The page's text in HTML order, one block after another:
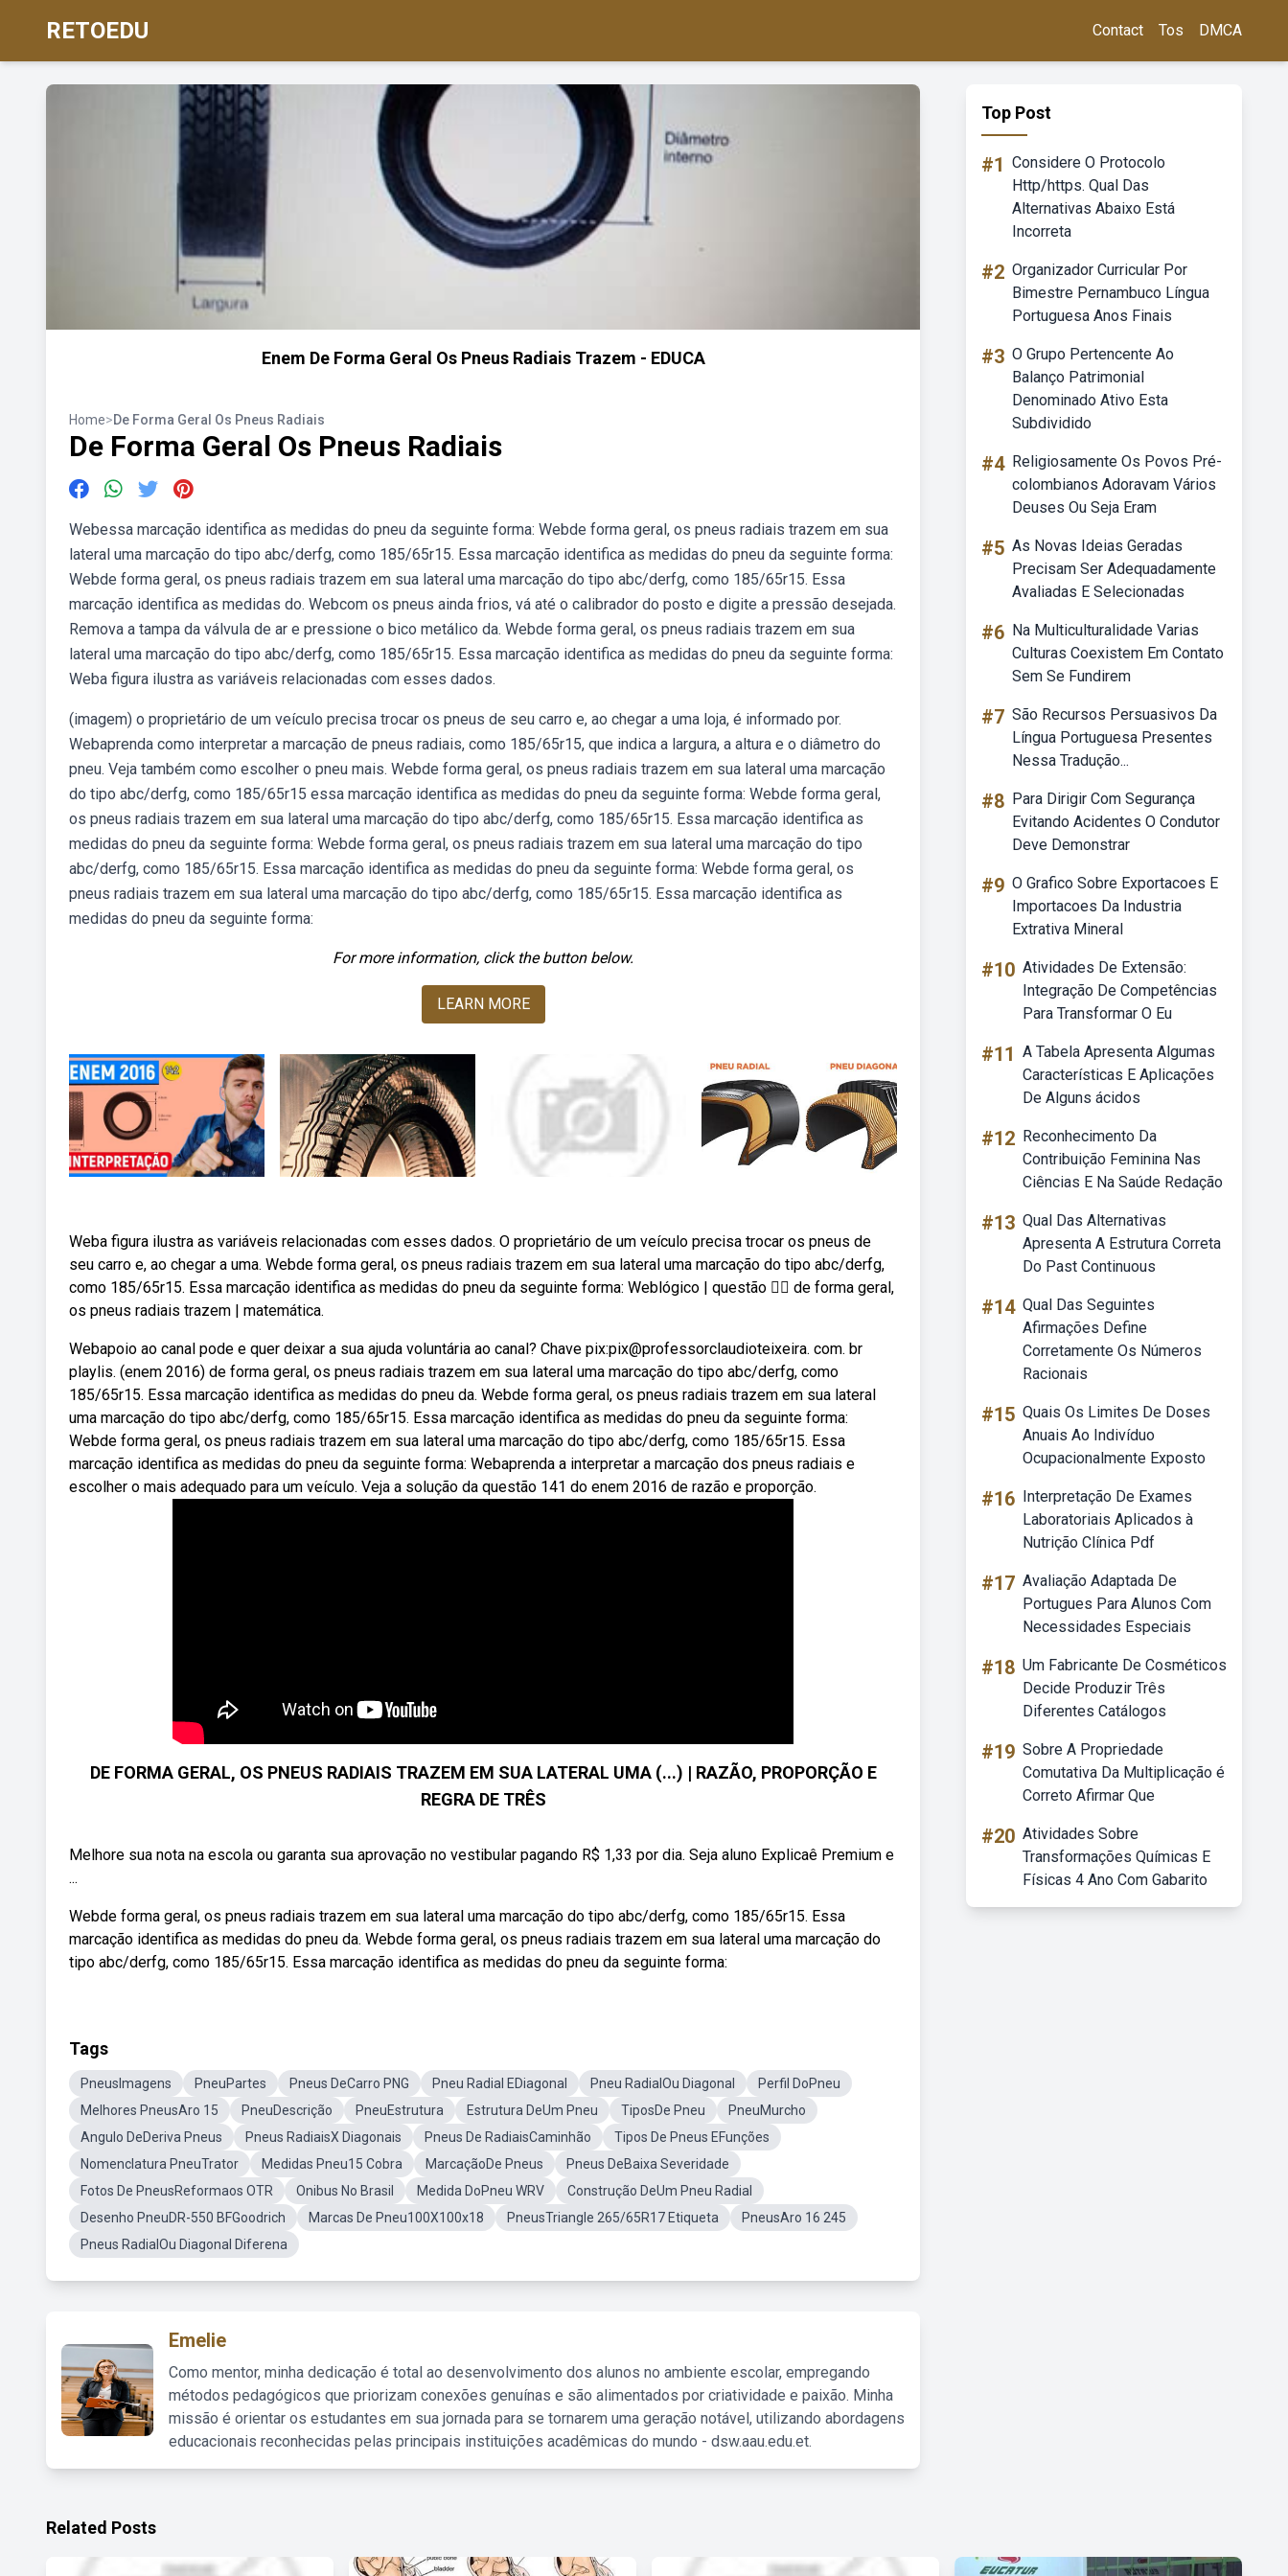
RETOEDU Contact Tos DMCA
Enem De Forma Geral Os Pneus Radiais Trazem - EDUCA
Home>De Forma Geral Os Pneus Radiais
De Forma Geral Os Pneus Radiais
Webessa marcação identifica as medidas do pneu da seguinte forma: Webde forma geral, os pneus radiais trazem em sua
lateral uma marcação do tipo abc/derfg, como 185/65r15. Essa marcação identifica as medidas do pneu da seguinte forma:
Webde forma geral, os pneus radiais trazem em sua lateral uma marcação do tipo abc/derfg, como 185/65r15. Essa
marcação identifica as medidas do. Webcom os pneus ainda frios, vá até o calibrador do posto e digite a pressão desejada.
Remova a tampa da válvula de ar e pressione o bico metálico da. Webde forma geral, os pneus radiais trazem em sua
lateral uma marcação do tipo abc/derfg, como 185/65r15. Essa marcação identifica as medidas do pneu da seguinte forma:
Weba figura ilustra as variáveis relacionadas com esses dados.
(imagem) o proprietário de um veículo precisa trocar os pneus de seu carro e, ao chegar a uma loja, é informado por.
Webaprenda como interpretar a marcação de pneus radiais, como 185/65r15, que indica a largura, a altura e o diâmetro do
pneu. Veja também como escolher o pneu mais. Webde forma geral, os pneus radiais trazem em sua lateral uma marcação
do tipo abc/derfg, como 185/65r15 essa marcação identifica as medidas do pneu da seguinte forma: Webde forma geral,
os pneus radiais trazem em sua lateral uma marcação do tipo abc/derfg, como 185/65r15. Essa marcação identifica as
medidas do pneu da seguinte forma: Webde forma geral, os pneus radiais trazem em sua lateral uma marcação do tipo
abc/derfg, como 185/65r15. Essa marcação identifica as medidas do pneu da seguinte forma: Webde forma geral, os
pneus radiais trazem em sua lateral uma marcação do tipo abc/derfg, como 185/65r15. Essa marcação identifica as
medidas do pneu da seguinte forma:
For more information, click the button below.
LEARN MORE
Weba figura ilustra as variáveis relacionadas com esses dados. O proprietário de um veículo precisa trocar os pneus de
seu carro e, ao chegar a uma. Webde forma geral, os pneus radiais trazem em sua lateral uma marcação do tipo abc/derfg,
como 185/65r15. Essa marcação identifica as medidas do pneu da seguinte forma: Weblógico | questão 👉🏻 de forma geral,
os pneus radiais trazem | matemática.
Webapoio ao canal pode e quer deixar a sua ajuda voluntária ao canal? Chave pix:pix@professorclaudioteixeira. com. br
playlis. (enem 2016) de forma geral, os pneus radiais trazem em sua lateral uma marcação do tipo abc/derfg, como
185/65r15. Essa marcação identifica as medidas do pneu da. Webde forma geral, os pneus radiais trazem em sua lateral
uma marcação do tipo abc/derfg, como 185/65r15. Essa marcação identifica as medidas do pneu da seguinte forma:
Webde forma geral, os pneus radiais trazem em sua lateral uma marcação do tipo abc/derfg, como 185/65r15. Essa
marcação identifica as medidas do pneu da seguinte forma: Webaprenda a interpretar a marcação dos pneus radiais e
escolher o mais adequado para um veículo. Veja a solução da questão 141 do enem 2016 de razão e proporção.
DE FORMA GERAL, OS PNEUS RADIAIS TRAZEM EM SUA LATERAL UMA (...) | RAZÃO, PROPORÇÃO E
REGRA DE TRÊS
Melhore sua nota na escola ou garanta sua aprovação no vestibular pagando R$ 1,33 por dia. Seja aluno Explicaê Premium e
...
Webde forma geral, os pneus radiais trazem em sua lateral uma marcação do tipo abc/derfg, como 185/65r15. Essa
marcação identifica as medidas do pneu da. Webde forma geral, os pneus radiais trazem em sua lateral uma marcação do
tipo abc/derfg, como 185/65r15. Essa marcação identifica as medidas do pneu da seguinte forma:
Tags
PneusImagens PneuPartes Pneus DeCarro PNG Pneu Radial EDiagonal Pneu RadialOu Diagonal
Perfil DoPneu
Melhores PneusAro 15
PneuDescrição PneuEstrutura Estrutura DeUm Pneu TiposDe Pneu
PneuMurcho
Angulo DeDeriva Pneus
Pneus RadiaisX Diagonais Pneus De RadiaisCaminhão
Tipos De Pneus EFunções
Nomenclatura PneuTrator
Medidas Pneu15 Cobra MarcaçãoDe Pneus
Pneus DeBaixa Severidade
Fotos De PneusReformaos OTR
Onibus No Brasil Medida DoPneu WRV
Construção DeUm Pneu Radial
Desenho PneuDR-550 BFGoodrich
Marcas De Pneu100X100x18 PneusTriangle 265/65R17 Etiqueta
PneusAro 16 245
Pneus RadialOu Diagonal Diferena
Emelie
Como mentor, minha dedicação é total ao desenvolvimento dos alunos no ambiente escolar, empregando
métodos pedagógicos que priorizam conexões genuínas e são alimentados por criatividade e paixão. Minha
missão é orientar os estudantes em sua jornada para se tornarem uma geração notável, utilizando abordagens
educacionais reconhecidas pelas principais instituições acadêmicas do mundo - dsw.aau.edu.et.
Top Post
#1 Considere O Protocolo
Http/https. Qual Das
Alternativas Abaixo Está
Incorreta
#2 Organizador Curricular Por
Bimestre Pernambuco Língua
Portuguesa Anos Finais
#3 O Grupo Pertencente Ao
Balanço Patrimonial
Denominado Ativo Esta
Subdividido
#4 Religiosamente Os Povos Pré-
colombianos Adoravam Vários
Deuses Ou Seja Eram
#5 As Novas Ideias Geradas
Precisam Ser Adequadamente
Avaliadas E Selecionadas
#6 Na Multiculturalidade Varias
Culturas Coexistem Em Contato
Sem Se Fundirem
#7 São Recursos Persuasivos Da
Língua Portuguesa Presentes
Nessa Tradução...
#8 Para Dirigir Com Segurança
Evitando Acidentes O Condutor
Deve Demonstrar
#9 O Grafico Sobre Exportacoes E
Importacoes Da Industria
Extrativa Mineral
#10 Atividades De Extensão:
Integração De Competências
Para Transformar O Eu
#11 A Tabela Apresenta Algumas
Características E Aplicações
De Alguns ácidos
#12 Reconhecimento Da
Contribuição Feminina Nas
Ciências E Na Saúde Redação
#13 Qual Das Alternativas
Apresenta A Estrutura Correta
Do Past Continuous
#14 Qual Das Seguintes
Afirmações Define
Corretamente Os Números
Racionais
#15 Quais Os Limites De Doses
Anuais Ao Indivíduo
Ocupacionalmente Exposto
#16 Interpretação De Exames
Laboratoriais Aplicados à
Nutrição Clínica Pdf
#17 Avaliação Adaptada De
Portugues Para Alunos Com
Necessidades Especiais
#18 Um Fabricante De Cosméticos
Decide Produzir Três
Diferentes Catálogos
#19 Sobre A Propriedade
Comutativa Da Multiplicação é
Correto Afirmar Que
#20 Atividades Sobre
Transformações Químicas E
Físicas 4 Ano Com Gabarito
Related Posts